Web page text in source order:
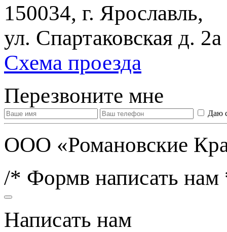
150034, г. Ярославль,
ул. Спартаковская д. 2а
Схема проезда
Перезвоните мне
Даю
ООО «Романовские
/* Формв написать нам
Написать нам